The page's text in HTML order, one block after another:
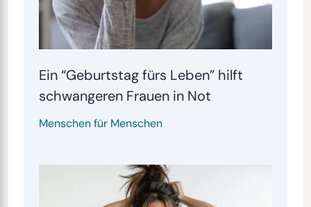
Ein “Geburtstag fürs Leben” hilft
schwangeren Frauen in Not
Menschen für Menschen